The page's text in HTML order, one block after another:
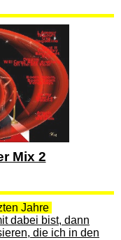
Mix 2
Jahre
dabei bist, dann
die ich in den